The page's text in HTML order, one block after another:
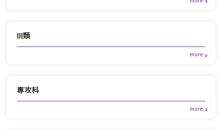
Ⅲ類
専攻科